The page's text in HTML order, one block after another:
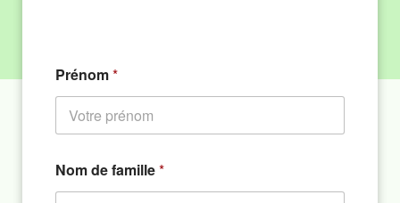
Prénom*
Nom de famille*